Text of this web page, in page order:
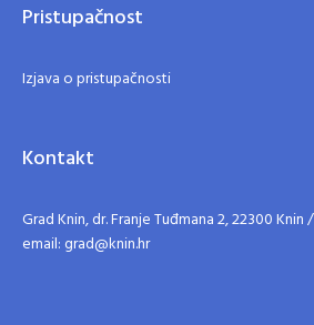
Pristupačnost
Izjava o pristupačnosti
Kontakt
Grad Knin, dr. Franje Tuđmana 2, 22300
email: grad@knin.hr